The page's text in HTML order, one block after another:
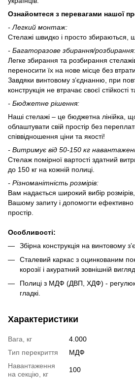
Ознайомтеся з перевагами нашої
- Легкий монтаж:
Стелажі швидко і просто збираються,
- Багаторазове збирання/розбирання:
Легке збирання та розбирання
переносити їх на нове місце без втрати
Завдяки винтовому з’єднанню, при
конструкція не втрачає своєї стійкості
- Бюджетне рішення:
Наші стелажі – це бюджетна лінійка,
облаштувати свій простір без
співвідношення ціни та якості!
- Витримує від 50-150 кг
Стелаж помірної вартості здатний
до 150 кг на кожній полиці.
- Різноманітність розмірів:
Вам надається широкий вибір
Вашому запиту і допомогти ефективно
простір.
Особливості:
Збірна конструкція на винтовому
Сталевий каркас з оцинкованим
корозії і акуратний зовнішній вигляд.
Полиці з МДФ (ДВП, ХДФ) -
гладкі.
Характеристики
Вага, кг
4.000
Тип перекриття
МДФ
Навантаження
на секцію, кг
100